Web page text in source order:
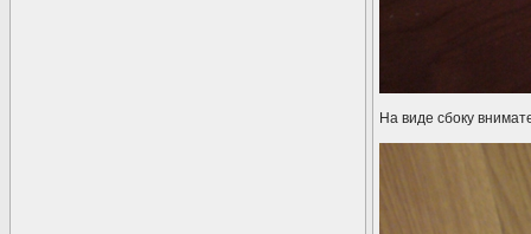
На виде сбоку